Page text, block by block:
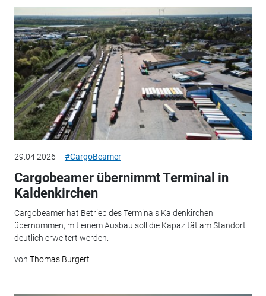
29.04.2026 #CargoBeamer
Cargobeamer übernimmt Terminal in
Kaldenkirchen
Cargobeamer hat Betrieb des Terminals Kaldenkirchen
übernommen, mit einem Ausbau soll die Kapazität am Standort
deutlich erweitert werden.
von Thomas Burgert